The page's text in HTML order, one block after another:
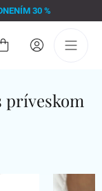
30 %
Nákupný
príveskom